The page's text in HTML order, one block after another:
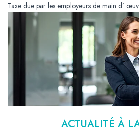
Taxe due par les employeurs de main d’
ACTUALITÉ À